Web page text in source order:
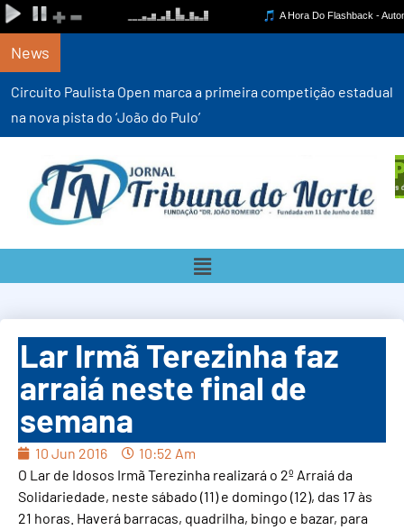
News
Circuito Paulista Open marca a primeira competição estadual
na nova pista do ‘João do Pulo’
Lar Irmã Terezinha faz
arraiá neste final de
semana
10 Jun 2016
10:52 Am
O Lar de Idosos Irmã Terezinha realizará o 2º Arraiá da
Solidariedade, neste sábado (11) e domingo (12), das 17 às
21 horas. Haverá barracas, quadrilha, bingo e bazar, para